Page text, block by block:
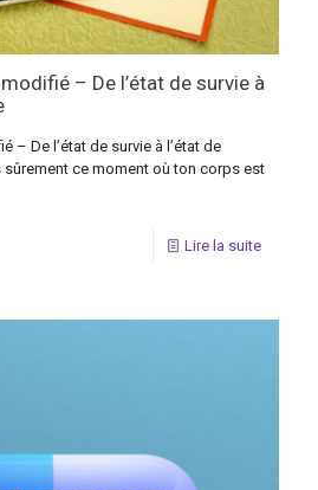
– De l’état de survie à
– De l’état de survie à l’état de
ce moment où ton corps est
Lire la suite